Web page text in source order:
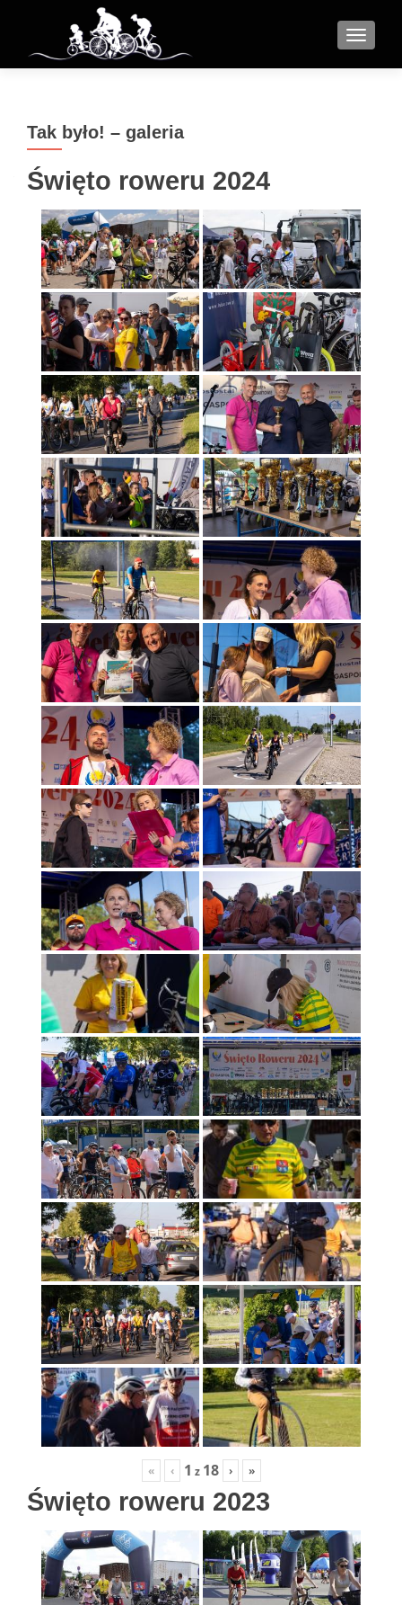
MENU
Tak było! – galeria
Święto roweru 2024
« ‹ 1 z 18 › »
Święto roweru 2023